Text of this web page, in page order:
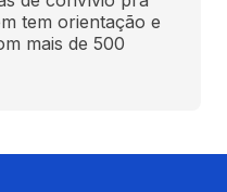
tem orientação e
mais de 500